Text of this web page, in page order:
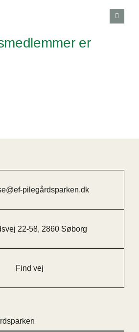
er
pilegårdsparken.dk
22-58, 2860 Søborg
Find vej